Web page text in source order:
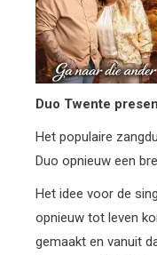
Duo Twente
Het populaire
Duo opnieuw een
Het idee voor de
opnieuw tot leven
gemaakt en vanuit